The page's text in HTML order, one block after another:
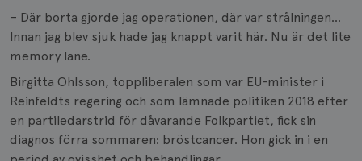
– Där borta gjorde jag operationen, där var strålningen…
Innan jag blev sjuk hade jag knappt varit här. Nu är det lite
memory lane.
Birgitta Ohlsson, toppliberalen som var EU-minister i
Reinfeldts regering och som lämnade politiken 2018 efter
en partiledarstrid för dåvarande Folkpartiet, fick sin
diagnos förra sommaren: bröstcancer. Hon gick in i en